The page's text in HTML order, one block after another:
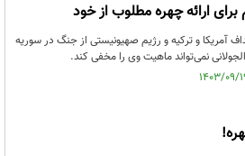
ارائه چهره مطلوب از خود
آمریکا و ترکیه و رژیم صهیونیستی از جنگ در سوریه
نمی‌تواند ماهیت وی را مخفی کند.